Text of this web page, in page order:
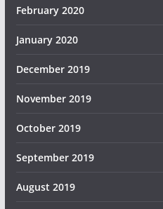
February 2020
January 2020
December 2019
November 2019
October 2019
September 2019
August 2019